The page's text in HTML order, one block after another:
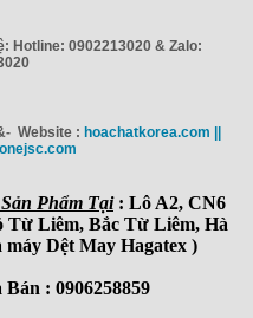
Hotline: 0902213020 & Zalo:
Website : hoachatkorea.com ||
Phẩm Tại: Lô A2, CN6
Từ Liêm, Bắc Từ Liêm, Hà
Dệt May Hagatex )
: 0906258859